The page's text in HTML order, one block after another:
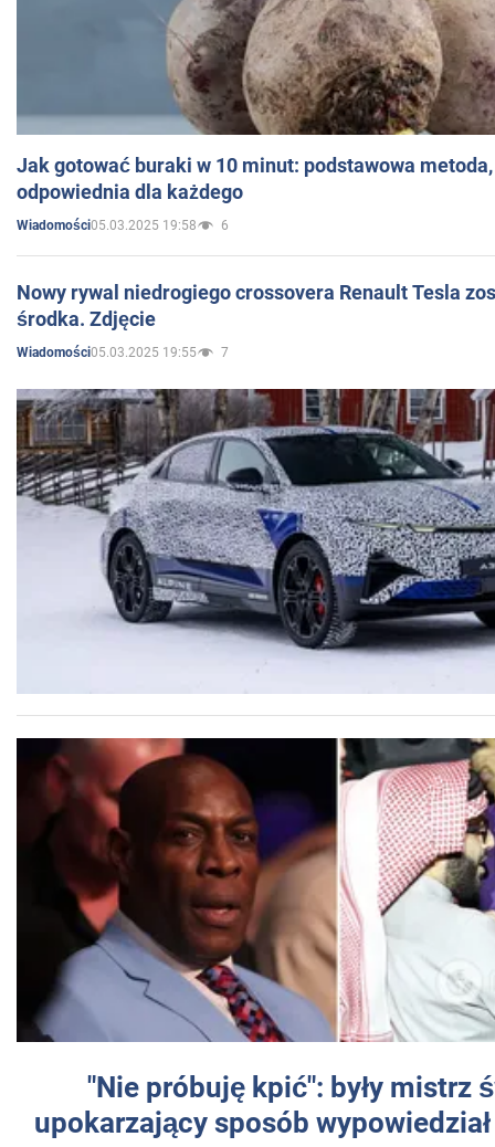
Jak gotować buraki w 10 minut: podstawowa
odpowiednia dla każdego
Wiadomości05.03.2025 19:58 6
Nowy rywal niedrogiego crossovera Renault Tesla
środka. Zdjęcie
Wiadomości05.03.2025 19:55 7
"Nie próbuję kpić": były mistrz
upokarzający sposób